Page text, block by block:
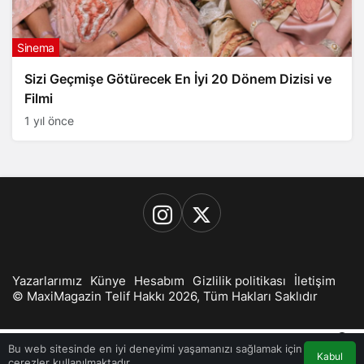
Sizi Geçmişe Götürecek En İyi 20 Dönem Dizisi ve
Filmi
Sinema
1 yıl önce
Bu web sitesinde en iyi deneyimi yaşamanızı sağlamak için
Kabul
Yazarlarımız Künye Hesabım Gizlilik politikası
İletişim
© MaxiMagazin Telif Hakkı 2026, Tüm Hakları Saklıdır